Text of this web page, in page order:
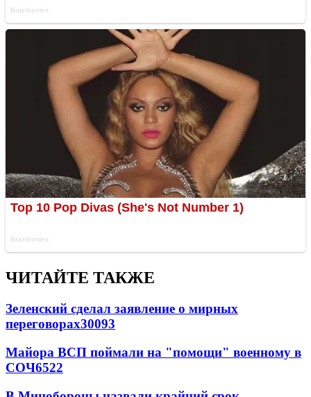
ЧИТАЙТЕ ТАКЖЕ
Зеленский сделал заявление о мирных
переговорах30093
Майора ВСП поймали на "помощи" военному в
СОЧ6522